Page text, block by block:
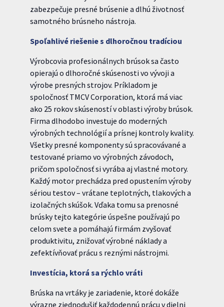
zabezpečuje presné brúsenie a dlhú životnosť
samotného brúsneho nástroja.
Spoľahlivé riešenie s dlhoročnou tradíciou
Výrobcovia profesionálnych brúsok sa často
opierajú o dlhoročné skúsenosti vo vývoji a
výrobe presných strojov. Príkladom je
spoločnosť TMCV Corporation, ktorá má viac
ako 25 rokov skúseností v oblasti výroby brúsok.
Firma dlhodobo investuje do moderných
výrobných technológií a prísnej kontroly kvality.
Všetky presné komponenty sú spracovávané a
testované priamo vo výrobných závodoch,
pričom spoločnosť si vyrába aj vlastné motory.
Každý motor prechádza pred opustením výroby
sériou testov – vrátane teplotných, tlakových a
izolačných skúšok. Vďaka tomu sa prenosné
brúsky tejto kategórie úspešne používajú po
celom svete a pomáhajú firmám zvyšovať
produktivitu, znižovať výrobné náklady a
zefektívňovať prácu s reznými nástrojmi.
Investícia, ktorá sa rýchlo vráti
Brúska na vrtáky je zariadenie, ktoré dokáže
výrazne zjednodušiť každodennú prácu v dielni